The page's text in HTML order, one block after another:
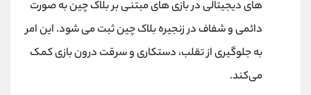
‌های دیجیتالی در بازی ‌های مبتنی بر بلاک چین به صورت
دائمی و شفاف در زنجیره بلاک چین ثبت می‌ شود. این امر
به جلوگیری از تقلب، دستکاری و سرقت درون بازی کمک
می‌کند.